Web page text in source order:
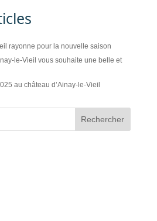
rayonne pour la nouvelle saison
le-Vieil vous souhaite une belle et
au château d’Ainay-le-Vieil